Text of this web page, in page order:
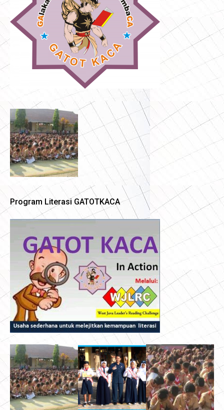
Program Literasi GATOTKACA